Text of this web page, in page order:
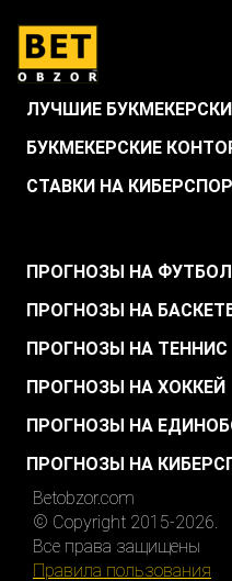
ЛУЧШИЕ
БУКМЕКЕРСКИЕ
СТАВКИ НА
ПРОГНОЗЫ НА ФУТБОЛ
ПРОГНОЗЫ НА
ПРОГНОЗЫ НА ТЕННИС
ПРОГНОЗЫ НА ХОККЕЙ
ПРОГНОЗЫ НА
ПРОГНОЗЫ НА
Betobzor.com
© Copyright 2015-2026.
Все права защищены
Правила пользования